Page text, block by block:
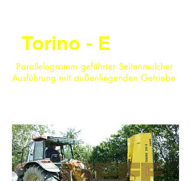
Parallelogramm geführter Seitenmulcher
Ausführung mit außenliegenden Getriebe
Torino - E